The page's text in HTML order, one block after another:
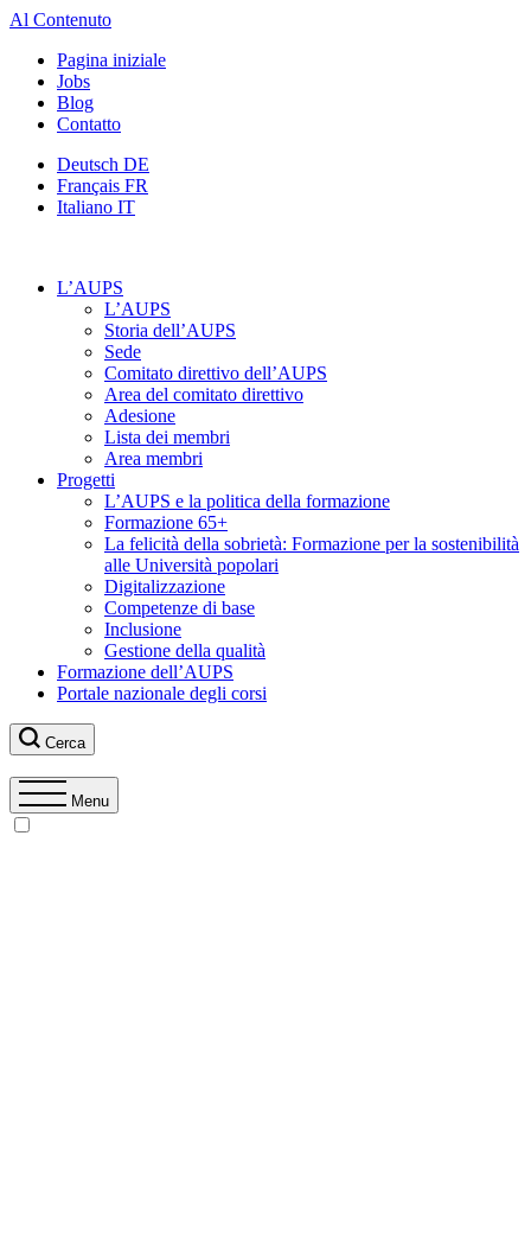
Al Contenuto
Pagina iniziale
Jobs
Blog
Contatto
Deutsch DE
Français FR
Italiano IT
L’AUPS
L’AUPS
Storia dell’AUPS
Sede
Comitato direttivo dell’AUPS
Area del comitato direttivo
Adesione
Lista dei membri
Area membri
Progetti
L’AUPS e la politica della formazione
Formazione 65+
La felicità della sobrietà: Formazione per la sostenibilità
alle Università popolari
Digitalizzazione
Competenze di base
Inclusione
Gestione della qualità
Formazione dell’AUPS
Portale nazionale degli corsi
Cerca
Menu